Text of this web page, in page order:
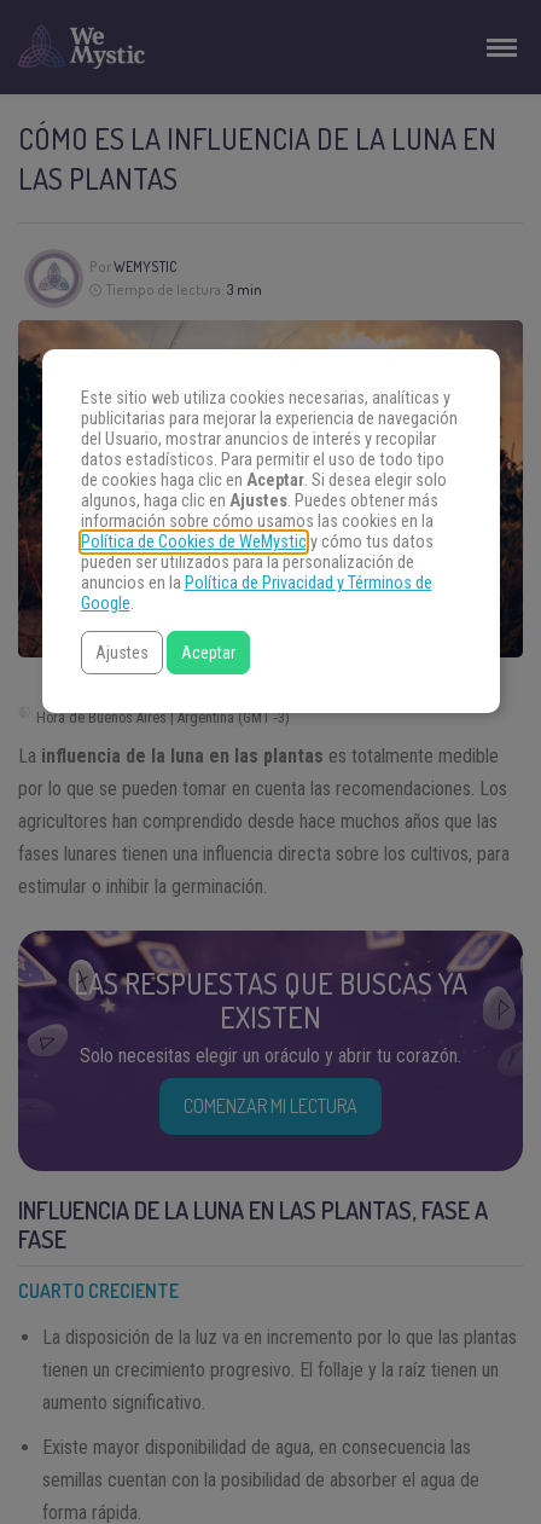
CÓMO ES LA INFLUENCIA DE LA LUNA EN
LAS PLANTAS
PorWEMYSTIC
Tiempo de lectura: 3 min
Hora de Buenos Aires | Argentina (GMT -3)
La influencia de la luna en las plantas es totalmente medible
por lo que se pueden tomar en cuenta las recomendaciones. Los
agricultores han comprendido desde hace muchos años que las
fases lunares tienen una influencia directa sobre los cultivos, para
estimular o inhibir la germinación.
LAS RESPUESTAS QUE BUSCAS YA
EXISTEN
Solo necesitas elegir un oráculo y abrir tu corazón.
COMENZAR MI LECTURA
INFLUENCIA DE LA LUNA EN LAS PLANTAS, FASE A
FASE
CUARTO CRECIENTE
La disposición de la luz va en incremento por lo que las plantas
tienen un crecimiento progresivo. El follaje y la raíz tienen un
aumento significativo.
Existe mayor disponibilidad de agua, en consecuencia las
semillas cuentan con la posibilidad de absorber el agua de
forma rápida.
Este sitio web utiliza cookies necesarias, analíticas y
publicitarias para mejorar la experiencia de navegación
del Usuario, mostrar anuncios de interés y recopilar
datos estadísticos. Para permitir el uso de todo tipo
de cookies haga clic en Aceptar. Si desea elegir solo
algunos, haga clic en Ajustes. Puedes obtener más
información sobre cómo usamos las cookies en la
Política de Cookies de WeMysticy cómo tus datos
pueden ser utilizados para la personalización de
anuncios en la Política de Privacidad y Términos de
Google.
Ajustes Aceptar